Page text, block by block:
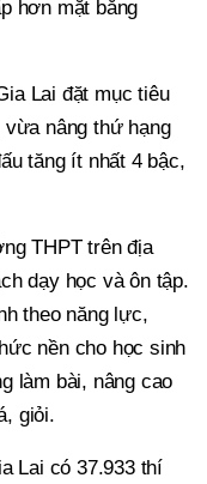
hơn mặt bằng
Lai đặt mục tiêu
nâng thứ hạng
tăng ít nhất 4 bậc,
THPT trên địa
dạy học và ôn tập.
theo năng lực,
nền cho học sinh
làm bài, nâng cao
giỏi.
Lai có 37.933 thí